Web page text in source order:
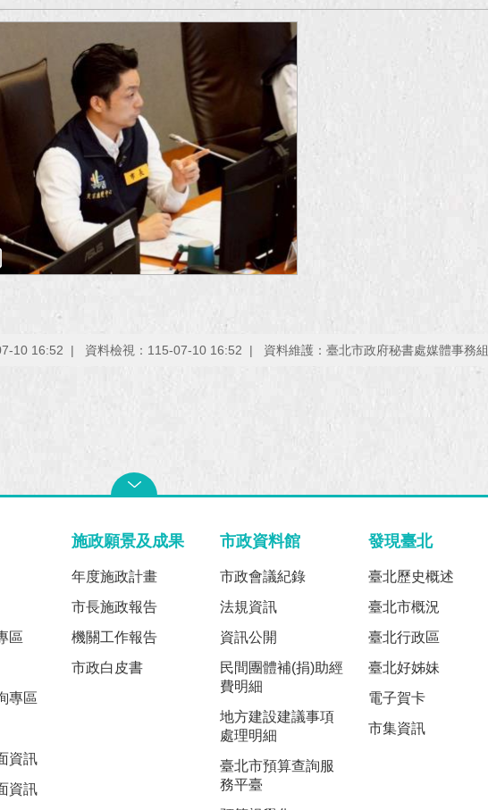
10 16:52 資料檢視：115-07-10 16:52 資料維護：臺北市政府秘書處媒體事務組
區
專區
資訊
資訊
施政願景及成果
年度施政計畫
市長施政報告
機關工作報告
市政白皮書
市政資料館
市政會議紀錄
法規資訊
資訊公開
民間團體補(捐)助經
費明細
地方建設建議事項
處理明細
臺北市預算查詢服
務平臺
發現臺北
臺北歷史概述
臺北市概況
臺北行政區
臺北好姊妹
電子賀卡
市集資訊